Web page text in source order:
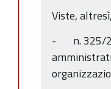
Viste,
- n. 325/